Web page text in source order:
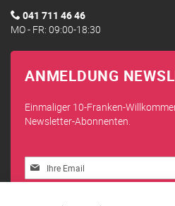
041 711 46 46
MO - FR: 09:00-18:30
ANMELDUNG
Einmaliger 10-Franken-
Newsletter-Abonnenten.
Melden
Sie